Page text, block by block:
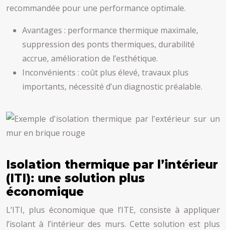
recommandée pour une performance optimale.
Avantages : performance thermique maximale,
suppression des ponts thermiques, durabilité
accrue, amélioration de l’esthétique.
Inconvénients : coût plus élevé, travaux plus
importants, nécessité d’un diagnostic préalable.
Isolation thermique par l’intérieur
(ITI): une solution plus
économique
L’ITI, plus économique que l’ITE, consiste à appliquer
l’isolant à l’intérieur des murs. Cette solution est plus